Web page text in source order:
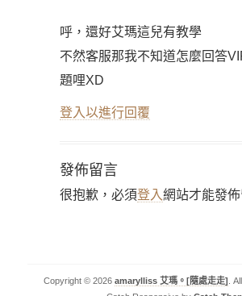
呼，還好艾瑪這兒有教學
不然客服那我不知道怎麼回答
題哩XD
登入以進行回覆
發佈留言
很抱歉，必須登入網站才能發佈
Copyright © 2026 amarylliss 艾瑪。[隨處走走] .